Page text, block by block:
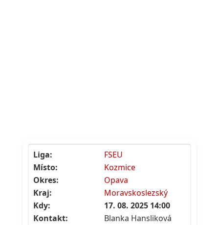
Liga:
FSEU
Místo:
Kozmice
Okres:
Opava
Kraj:
Moravskoslezský
Kdy:
17. 08. 2025 14:00
Kontakt:
Blanka Hansliková